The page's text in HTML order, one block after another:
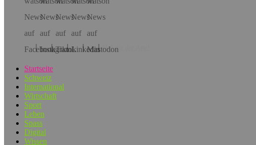
Hol dir die App!
Startseite
Schweiz
International
Wirtschaft
Sport
Leben
Spass
Digital
Wissen